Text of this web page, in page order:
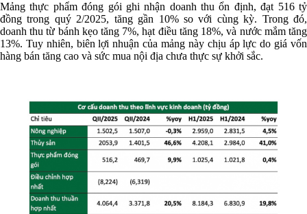
Mảng thực phẩm đóng gói ghi nhận doanh thu ổn định, đạt 516 tỷ
đồng trong quý 2/2025, tăng gần 10% so với cùng kỳ. Trong đó,
doanh thu từ bánh kẹo tăng 7%, hạt điều tăng 18%, và nước mắm tăng
13%. Tuy nhiên, biên lợi nhuận của mảng này chịu áp lực do giá vốn
hàng bán tăng cao và sức mua nội địa chưa thực sự khởi sắc.